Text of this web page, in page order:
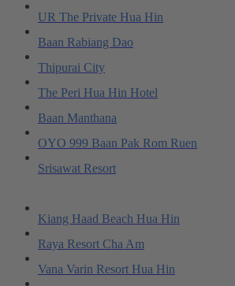
UR The Private Hua Hin
Baan Rabiang Dao
Thipurai City
The Peri Hua Hin Hotel
Baan Manthana
OYO 999 Baan Pak Rom Ruen
Srisawat Resort
Kiang Haad Beach Hua Hin
Raya Resort Cha Am
Vana Varin Resort Hua Hin